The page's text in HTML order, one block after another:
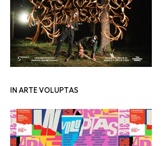
IN ARTE VOLUPTAS